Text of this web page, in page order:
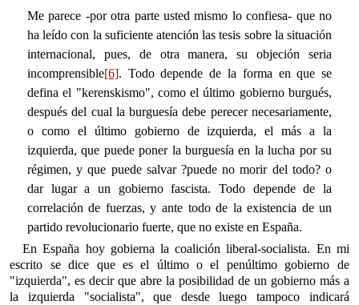
Me parece -por otra parte usted mismo lo confiesa- que no
ha leído con la suficiente atención las tesis sobre la situación
internacional, pues, de otra manera, su objeción seria
incomprensible[6]. Todo depende de la forma en que se
defina el "kerenskismo", como el último gobierno burgués,
después del cual la burguesía debe perecer necesariamente,
o como el último gobierno de izquierda, el más a la
izquierda, que puede poner la burguesía en la lucha por su
régimen, y que puede salvar ?puede no morir del todo? o
dar lugar a un gobierno fascista. Todo depende de la
correlación de fuerzas, y ante todo de la existencia de un
partido revolucionario fuerte, que no existe en España.
En España hoy gobierna la coalición liberal-socialista. En mi
escrito se dice que es el último o el penúltimo gobierno de
"izquierda", es decir que abre la posibilidad de un gobierno más a
la izquierda "socialista", que desde luego tampoco indicará